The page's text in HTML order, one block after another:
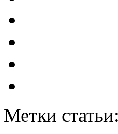
Метки статьи: